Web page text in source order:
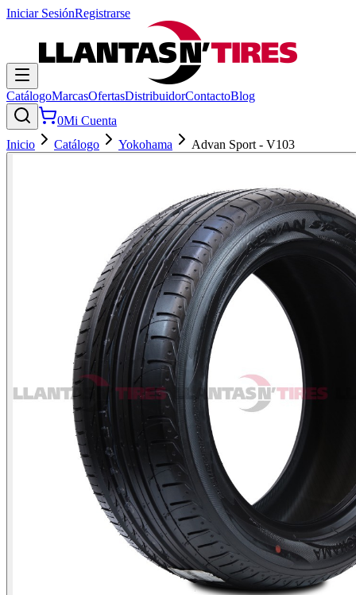
Iniciar SesiónRegistrarse
CatálogoMarcasOfertasDistribuidorContactoBlog
0Mi Cuenta
Inicio
Catálogo Yokohama Advan Sport - V103